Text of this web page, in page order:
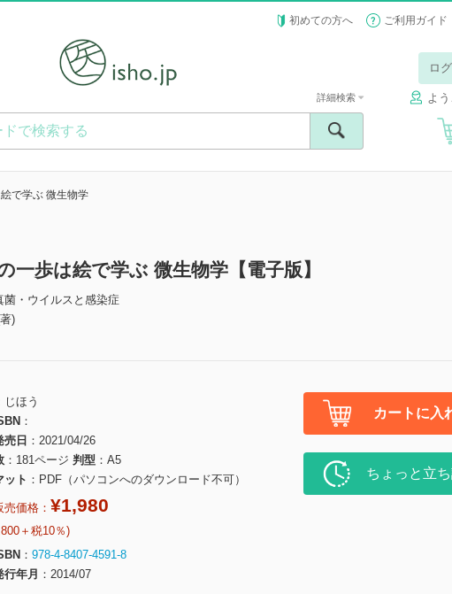
初めての方へ ご利用ガイド
ロ
よ
詳細検索
で学ぶ 微生物学
一歩は絵で学ぶ 微生物学【電子版】
菌・ウイルスと感染症
)
じほう
売日
2021/04/26
181ページ 判型
A5
ット
PDF（パソコンへのダウンロード不可）
価格： ¥1,980
＋税10％)
978-4-8407-4591-8
行年月
2014/07
カートに入
ちょっと立